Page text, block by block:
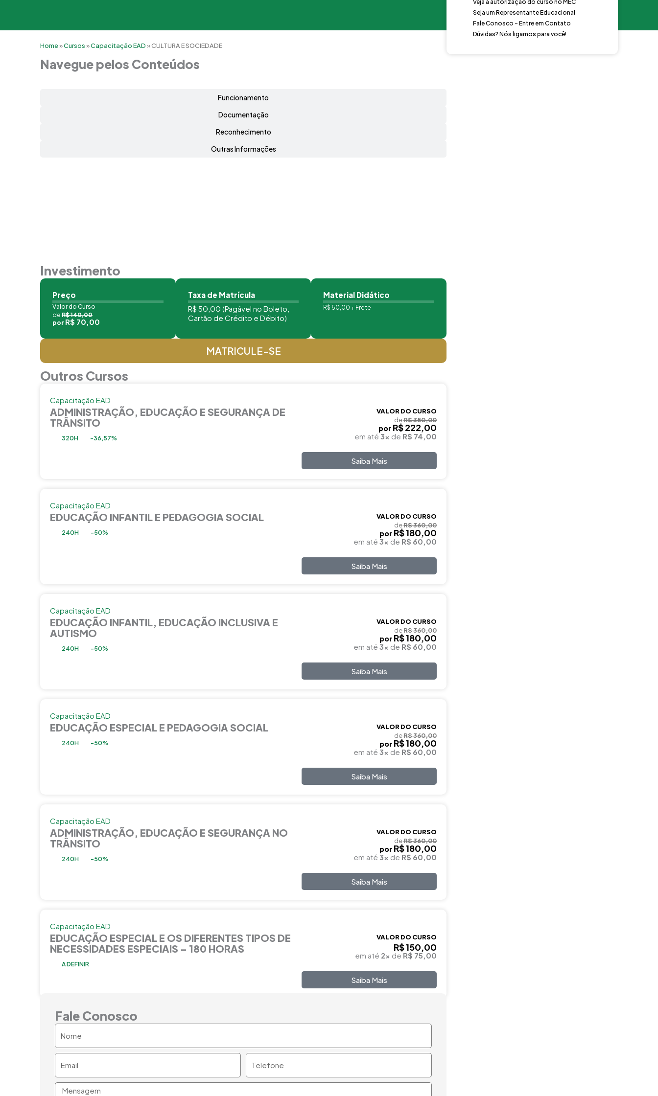
Home»Cursos»Capacitação EAD»CULTURA E SOCIEDADE
Navegue pelos Conteúdos
Funcionamento
Documentação
Reconhecimento
Outras Informações
Investimento
Preço
Valor do Curso
de R$ 140,00
por R$ 70,00
Taxa de Matrícula
R$ 50,00 (Pagável no Boleto,
Cartão de Crédito e Débito)
Material Didático
R$ 50,00 + Frete
MATRICULE-SE
Outros Cursos
Capacitação EAD
ADMINISTRAÇÃO, EDUCAÇÃO E SEGURANÇA DE
TRÂNSITO
320H -36,57%
VALOR DO CURSO
deR$ 350,00
por R$ 222,00
em até 3x de R$ 74,00
Saiba Mais
Capacitação EAD
EDUCAÇÃO INFANTIL E PEDAGOGIA SOCIAL
240H -50%
VALOR DO CURSO
deR$ 360,00
por R$ 180,00
em até 3x de R$ 60,00
Saiba Mais
Capacitação EAD
EDUCAÇÃO INFANTIL, EDUCAÇÃO INCLUSIVA E
AUTISMO
240H -50%
VALOR DO CURSO
deR$ 360,00
por R$ 180,00
em até 3x de R$ 60,00
Saiba Mais
Capacitação EAD
EDUCAÇÃO ESPECIAL E PEDAGOGIA SOCIAL
240H -50%
VALOR DO CURSO
deR$ 360,00
por R$ 180,00
em até 3x de R$ 60,00
Saiba Mais
Capacitação EAD
ADMINISTRAÇÃO, EDUCAÇÃO E SEGURANÇA NO
TRÂNSITO
240H -50%
VALOR DO CURSO
deR$ 360,00
por R$ 180,00
em até 3x de R$ 60,00
Saiba Mais
Capacitação EAD
EDUCAÇÃO ESPECIAL E OS DIFERENTES TIPOS DE
NECESSIDADES ESPECIAIS – 180 HORAS
A DEFINIR
VALOR DO CURSO
R$ 150,00
em até 2x de R$ 75,00
Saiba Mais
Fale Conosco
Mensagem
Veja a autorização do curso no MEC
Seja um Representante Educacional
Fale Conosco - Entre em Contato
Dúvidas? Nós ligamos para você!